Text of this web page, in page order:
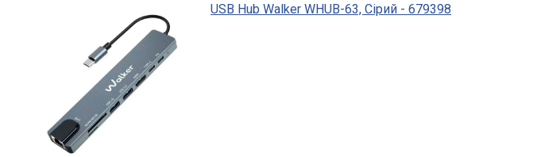
USB Hub Walker WHUB-63, Сірий - 679398